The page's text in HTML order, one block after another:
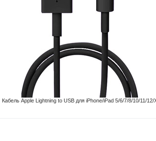
Кабель Apple Lightning to USB для iPhone/iPad 5/6/7/8/10/11/12/